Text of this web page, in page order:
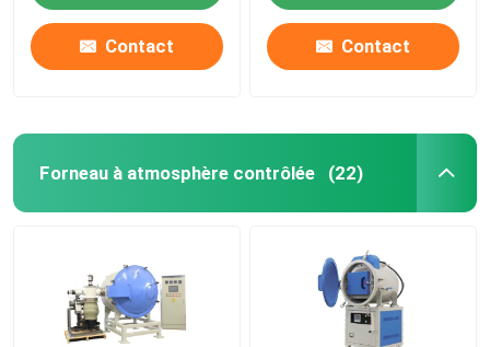
Contact Contact
Forneau à atmosphère contrôlée (22)